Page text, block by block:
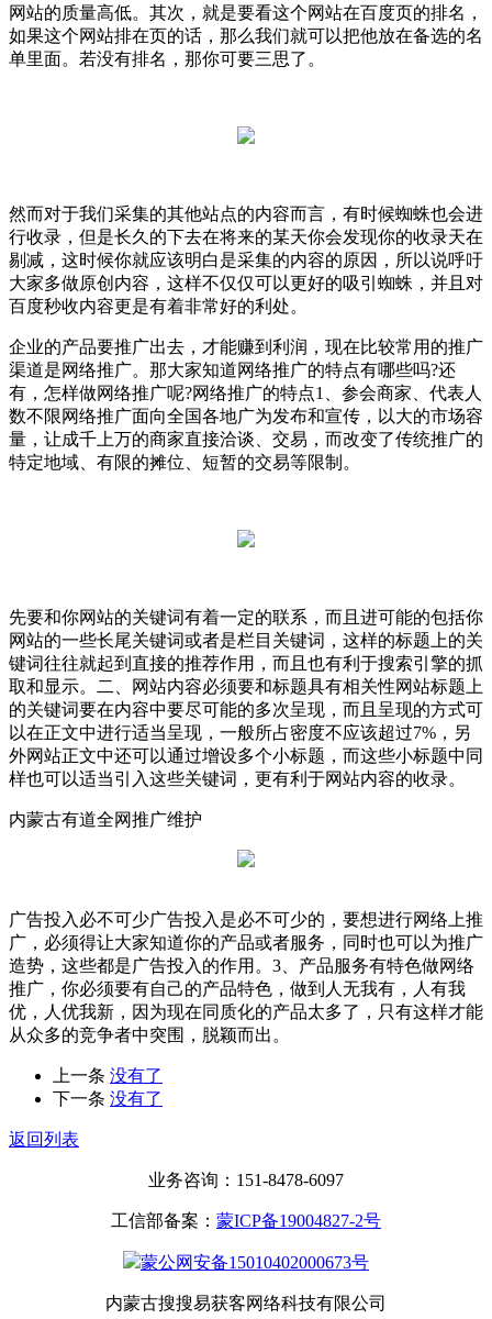
网站的质量高低。其次，就是要看这个网站在百度页的排名，
如果这个网站排在页的话，那么我们就可以把他放在备选的名
单里面。若没有排名，那你可要三思了。
然而对于我们采集的其他站点的内容而言，有时候蜘蛛也会进
行收录，但是长久的下去在将来的某天你会发现你的收录天在
剔减，这时候你就应该明白是采集的内容的原因，所以说呼吁
大家多做原创内容，这样不仅仅可以更好的吸引蜘蛛，并且对
百度秒收内容更是有着非常好的利处。
企业的产品要推广出去，才能赚到利润，现在比较常用的推广
渠道是网络推广。那大家知道网络推广的特点有哪些吗?还
有，怎样做网络推广呢?网络推广的特点1、参会商家、代表人
数不限网络推广面向全国各地广为发布和宣传，以大的市场容
量，让成千上万的商家直接洽谈、交易，而改变了传统推广的
特定地域、有限的摊位、短暂的交易等限制。
先要和你网站的关键词有着一定的联系，而且进可能的包括你
网站的一些长尾关键词或者是栏目关键词，这样的标题上的关
键词往往就起到直接的推荐作用，而且也有利于搜索引擎的抓
取和显示。二、网站内容必须要和标题具有相关性网站标题上
的关键词要在内容中要尽可能的多次呈现，而且呈现的方式可
以在正文中进行适当呈现，一般所占密度不应该超过7%，另
外网站正文中还可以通过增设多个小标题，而这些小标题中同
样也可以适当引入这些关键词，更有利于网站内容的收录。
内蒙古有道全网推广维护
广告投入必不可少广告投入是必不可少的，要想进行网络上推
广，必须得让大家知道你的产品或者服务，同时也可以为推广
造势，这些都是广告投入的作用。3、产品服务有特色做网络
推广，你必须要有自己的产品特色，做到人无我有，人有我
优，人优我新，因为现在同质化的产品太多了，只有这样才能
从众多的竞争者中突围，脱颖而出。
上一条 没有了
下一条 没有了
返回列表
业务咨询：151-8478-6097
工信部备案： 蒙ICP备19004827-2号
蒙公网安备15010402000673号
内蒙古搜搜易获客网络科技有限公司